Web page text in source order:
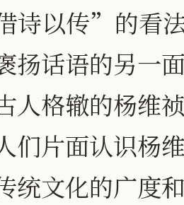
诗以传”的看
扬话语的另一
人格辙的杨维
们片面认识杨
文化的广度和